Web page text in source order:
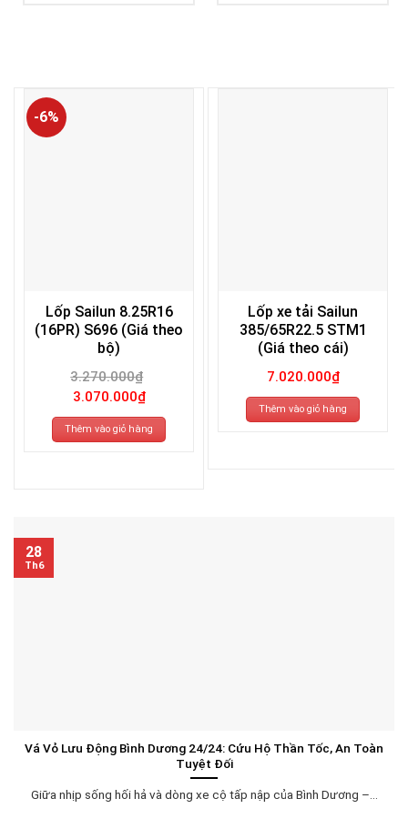
-6%
Lốp Sailun 8.25R16
(16PR) S696 (Giá theo
bộ)
3.270.000₫
Giá
gốc
là:
3.270.000₫.
3.070.000₫Giá
hiện
tại
là:
3.070.000₫.
Thêm vào giỏ hàng
Lốp xe tải Sailun
385/65R22.5 STM1
(Giá theo cái)
7.020.000₫
Thêm vào giỏ hàng
Vá Vỏ Lưu Động Bình Dương 24/24: Cứu Hộ Thần Tốc, An Toàn
Tuyệt Đối
Giữa nhịp sống hối hả và dòng xe cộ tấp nập của Bình Dương –...
28
Th6